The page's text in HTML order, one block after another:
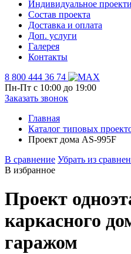
Индивидуальное
Состав проекта
Доставка и оплата
Доп. услуги
Галерея
Контакты
8 800 444 36 74
Пн-Пт с 10:00 до 19:00
Заказать звонок
Главная
Каталог типовых
Проект дома AS-995F
В сравнение Убрать из
В избранное
Проект
каркасного
гаражом